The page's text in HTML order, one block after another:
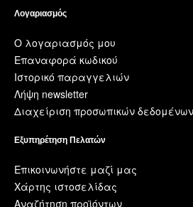
Λογαριασμός
Ο λογαριασμός μου
Επαναφορά κωδικού
Ιστορικό παραγγελιών
Λήψη newsletter
Διαχείριση προσωπικών δεδομένων
Εξυπηρέτηση Πελατών
Επικοινωνήστε μαζί μας
Χάρτης ιστοσελίδας
Αναζήτηση προϊόντων